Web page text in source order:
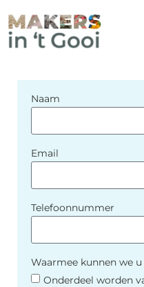
Naam
Email
Telefoonnummer
Waarmee kunnen we u
Onderdeel worden